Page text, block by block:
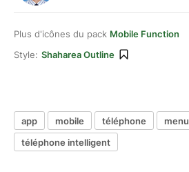
Plus d'icônes du pack Mobile Function
Style: Shaharea Outline
app mobile téléphone menu
téléphone intelligent